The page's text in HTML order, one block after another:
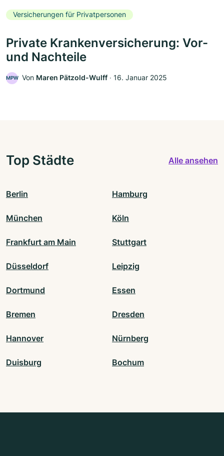
Versicherungen für Privatpersonen
Private Krankenversicherung: Vor-
und Nachteile
MPW Von Maren Pätzold-Wulff ‧ 16. Januar 2025
Top Städte Alle ansehen
Berlin Hamburg
München Köln
Frankfurt am Main Stuttgart
Düsseldorf Leipzig
Dortmund Essen
Bremen Dresden
Hannover Nürnberg
Duisburg Bochum